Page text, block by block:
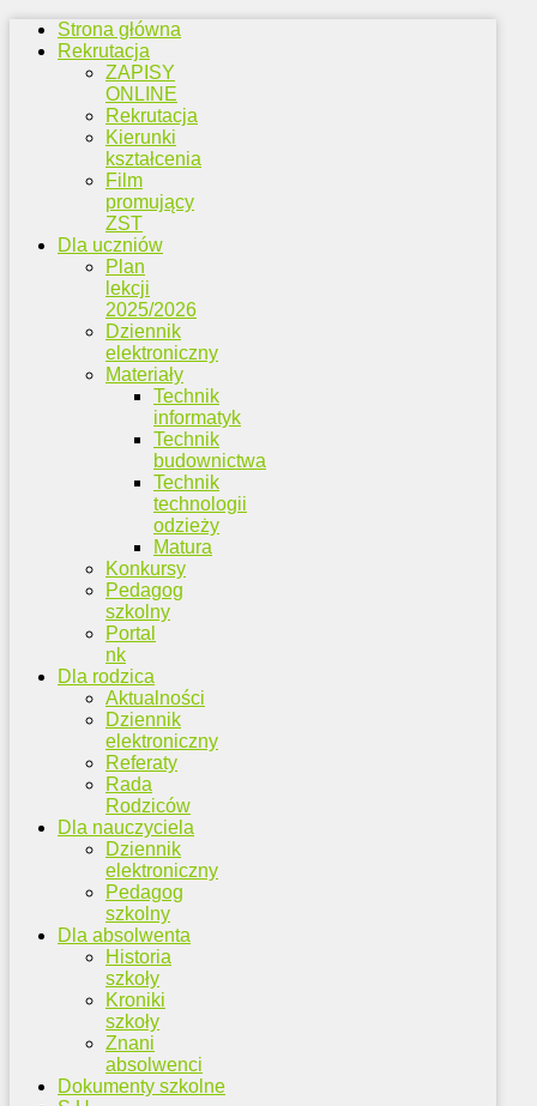
Strona główna
Rekrutacja
ZAPISY
ONLINE
Rekrutacja
Kierunki
kształcenia
Film
promujący
ZST
Dla uczniów
Plan
lekcji
2025/2026
Dziennik
elektroniczny
Materiały
Technik
informatyk
Technik
budownictwa
Technik
technologii
odzieży
Matura
Konkursy
Pedagog
szkolny
Portal
nk
Dla rodzica
Aktualności
Dziennik
elektroniczny
Referaty
Rada
Rodziców
Dla nauczyciela
Dziennik
elektroniczny
Pedagog
szkolny
Dla absolwenta
Historia
szkoły
Kroniki
szkoły
Znani
absolwenci
Dokumenty szkolne